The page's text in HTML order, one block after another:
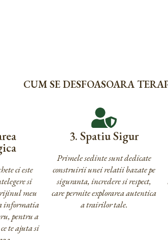
CUM SE DESFOASOARA
ci este
si
meu
informatia
pentru a
te ajuta si
3. Spatiu Sigur
Primele sedinte sunt dedicate
construirii unei relatii bazate pe
siguranta, incredere si respect,
care permite explorarea autentica
a trairilor tale.